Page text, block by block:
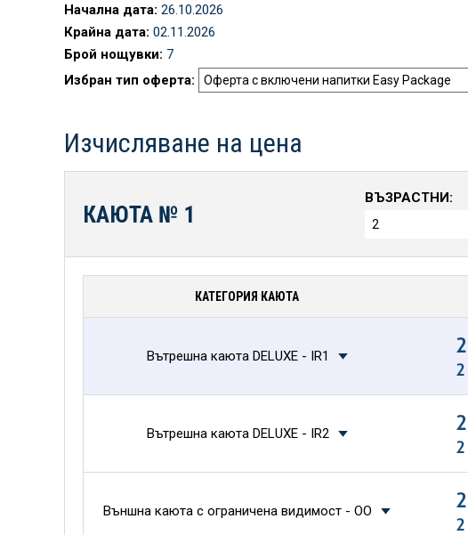
Начална дата: 26.10.2026
Крайна дата: 02.11.2026
Брой нощувки: 7
Избран тип оферта:
Изчисляване на цена
КАЮТА № 1
ВЪЗРАСТНИ:
КАТЕГОРИЯ КАЮТА
Вътрешна каюта DELUXE - IR1 2
2
Вътрешна каюта DELUXE - IR2 2
2
Външна каюта с ограничена видимост - OO 2
2